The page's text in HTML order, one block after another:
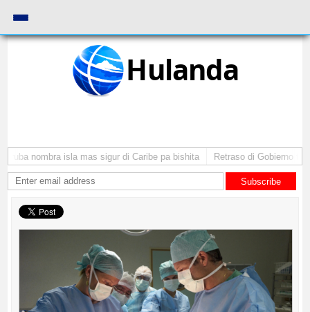
Hulanda
nombra isla mas sigur di Caribe pa bishita Retraso di Gobierno ta
Subscribe